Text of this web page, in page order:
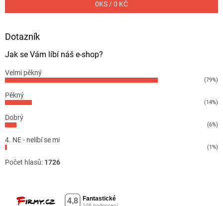
0KS /0 KČ
Dotazník
Jak se Vám líbí náš e-shop?
Velmi pěkný
(79%)
Pěkný
(14%)
Dobrý
(6%)
4. NE - nelíbí se mi
(1%)
Počet hlasů: 1726